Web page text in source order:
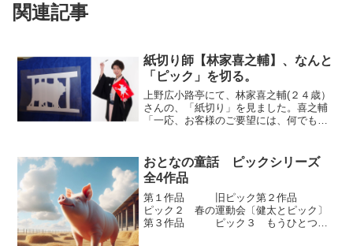
関連記事
紙切り師【林家喜之輔】、なんと
「ピック」を切る。
上野広小路亭にて、林家喜之輔(２４歳）
さんの、「紙切り」を見ました。喜之輔
「一応、お客様のご要望には、何でもお
結構多いです。 それと、一番困る
のは、とんでもない...
おとなの童話 ピックシリーズ
全4作品
第１作品 旧ピック第２作品
ピック２ 春の運動会〔健太とピック〕
第３作品 ピック３ もうひとつの